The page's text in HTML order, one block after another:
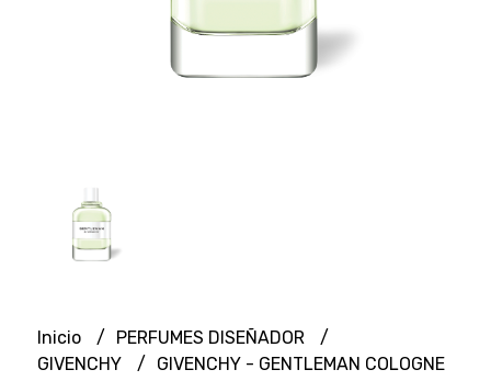
Inicio
PERFUMES DISEÑADOR
GIVENCHY
GIVENCHY - GENTLEMAN COLOGNE